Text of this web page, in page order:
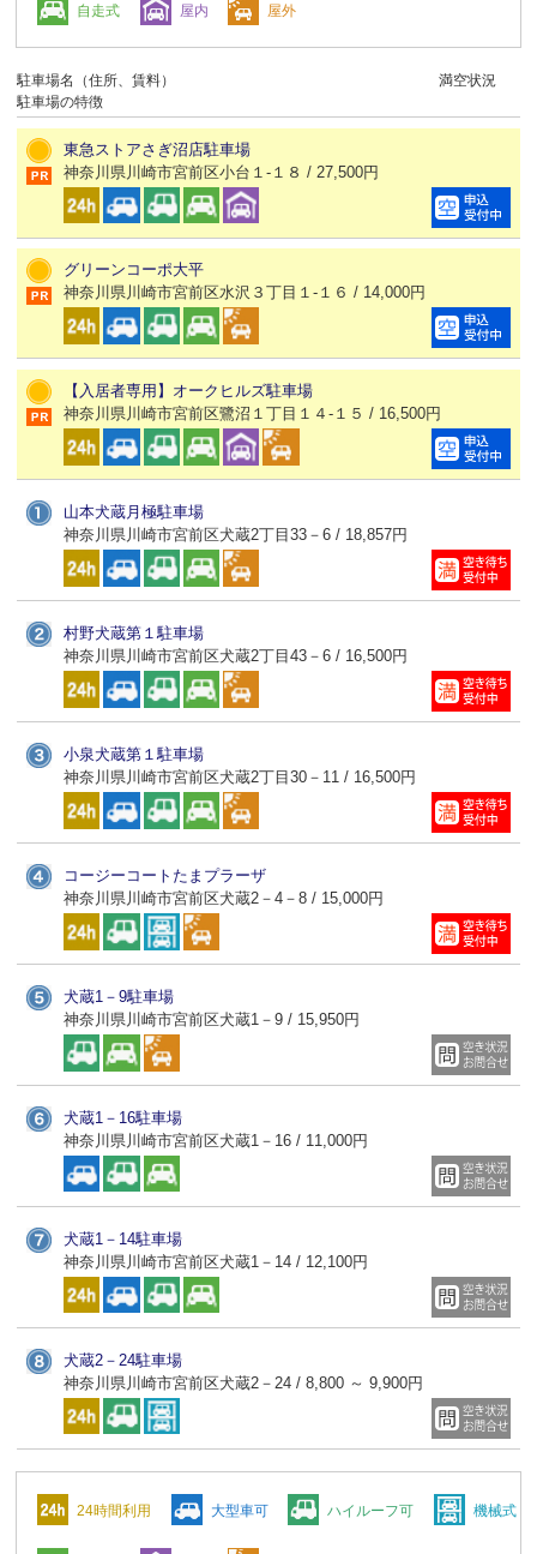
自走式 屋内 屋外
駐車場名（住所、賃料）
駐車場の特徴
満空状況
東急ストアさぎ沼店駐車場
神奈川県川崎市宮前区小台１-１８ / 27,500円
グリーンコーポ大平
神奈川県川崎市宮前区水沢３丁目１-１６ / 14,000円
【入居者専用】オークヒルズ駐車場
神奈川県川崎市宮前区鷺沼１丁目１４-１５ / 16,500円
山本犬蔵月極駐車場
神奈川県川崎市宮前区犬蔵2丁目33－6 / 18,857円
村野犬蔵第１駐車場
神奈川県川崎市宮前区犬蔵2丁目43－6 / 16,500円
小泉犬蔵第１駐車場
神奈川県川崎市宮前区犬蔵2丁目30－11 / 16,500円
コージーコートたまプラーザ
神奈川県川崎市宮前区犬蔵2－4－8 / 15,000円
犬蔵1－9駐車場
神奈川県川崎市宮前区犬蔵1－9 / 15,950円
犬蔵1－16駐車場
神奈川県川崎市宮前区犬蔵1－16 / 11,000円
犬蔵1－14駐車場
神奈川県川崎市宮前区犬蔵1－14 / 12,100円
犬蔵2－24駐車場
神奈川県川崎市宮前区犬蔵2－24 / 8,800 ～ 9,900円
24時間利用 大型車可 ハイルーフ可 機械式